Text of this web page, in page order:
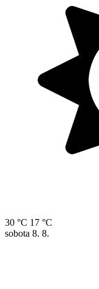
30 °C 17 °C
sobota 8. 8.